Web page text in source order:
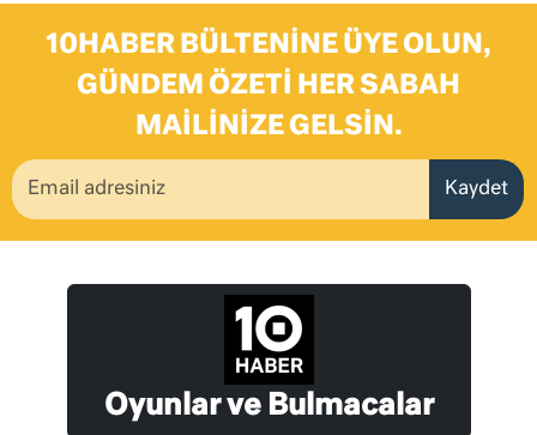
10HABER BÜLTENINE ÜYE OLUN,
GÜNDEM ÖZETI HER SABAH
MAILINIZE GELSIN.
Kaydet
Oyunlar ve Bulmacalar